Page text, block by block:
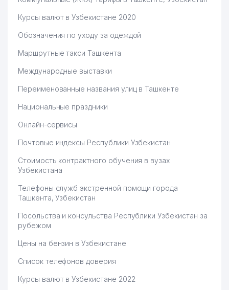
Курсы валют в Узбекистане 2020
Обозначения по уходу за одеждой
Маршрутные такси Ташкента
Международные выставки
Переименованные названия улиц в Ташкенте
Национальные праздники
Онлайн-сервисы
Почтовые индексы Республики Узбекистан
Стоимость контрактного обучения в вузах
Узбекистана
Телефоны служб экстренной помощи города
Ташкента, Узбекистан
Посольства и консульства Республики Узбекистан за
рубежом
Цены на бензин в Узбекистане
Список телефонов доверия
Курсы валют в Узбекистане 2022